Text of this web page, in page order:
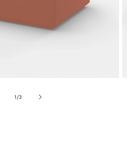
1/de
3